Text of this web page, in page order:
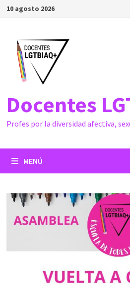
Saltar
10 agosto 2026
Docentes
Profes por la diversidad afectiva,
MENÚ